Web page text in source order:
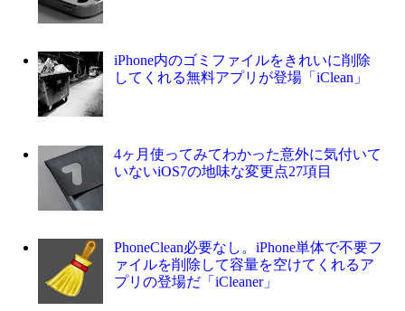
iPhone内のゴミファイルをきれいに削除
してくれる無料アプリが登場「iClean」
4ヶ月使ってみてわかった意外に気付いて
いないiOS7の地味な変更点27項目
PhoneClean必要なし。iPhone単体で不要フ
ァイルを削除して容量を空けてくれるア
プリの登場だ「iCleaner」